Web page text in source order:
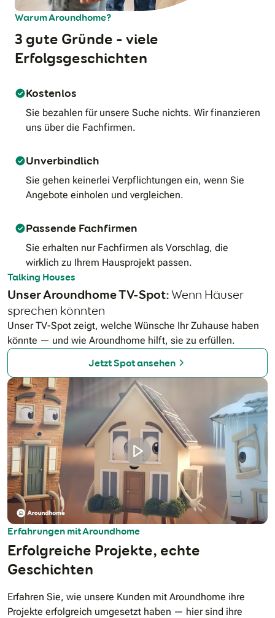
Warum Aroundhome?
3 gute Gründe – viele
Erfolgsgeschichten
Kostenlos
Sie bezahlen für unsere Suche nichts. Wir finanzieren
uns über die Fachfirmen.
Unverbindlich
Sie gehen keinerlei Verpflichtungen ein, wenn Sie
Angebote einholen und vergleichen.
Passende Fachfirmen
Sie erhalten nur Fachfirmen als Vorschlag, die
wirklich zu Ihrem Hausprojekt passen.
Talking Houses
Unser Aroundhome TV-Spot: Wenn Häuser
sprechen könnten
Unser TV-Spot zeigt, welche Wünsche Ihr Zuhause haben
könnte — und wie Aroundhome hilft, sie zu erfüllen.
Jetzt Spot ansehen
Erfahrungen mit Aroundhome
Erfolgreiche Projekte, echte
Geschichten
Erfahren Sie, wie unsere Kunden mit Aroundhome ihre
Projekte erfolgreich umgesetzt haben — hier sind ihre